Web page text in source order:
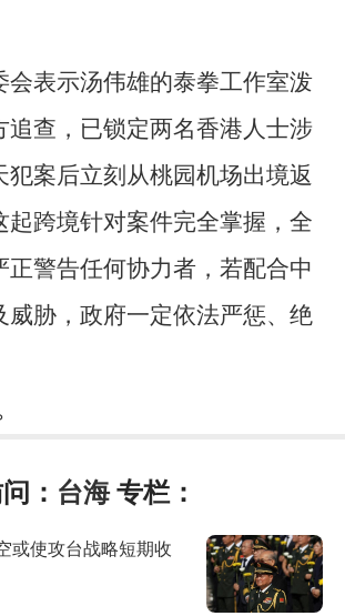
会表示汤伟雄的泰拳工作室泼
追查，已锁定两名香港人士涉
犯案后立刻从桃园机场出境返
起跨境针对案件完全掌握，全
正警告任何协力者，若配合中
威胁，政府一定依法严惩、绝
： 台海专栏：
或使攻台战略短期收